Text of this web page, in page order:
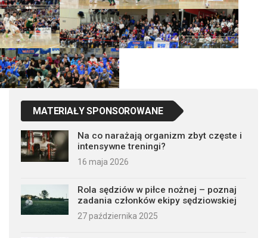
MATERIAŁY SPONSOROWANE
Na co narażają organizm zbyt częste i
intensywne treningi?
16 maja 2026
Rola sędziów w piłce nożnej – poznaj
zadania członków ekipy sędziowskiej
27 października 2025